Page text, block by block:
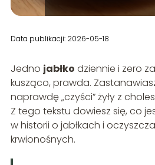
Data publikacji: 2026-05-18
Jedno jabłko dziennie i zero
kusząco, prawda.
naprawdę „czyści” żyły z
Z tego tekstu dowiesz się, co
w historii o jabłkach i
krwionośnych.